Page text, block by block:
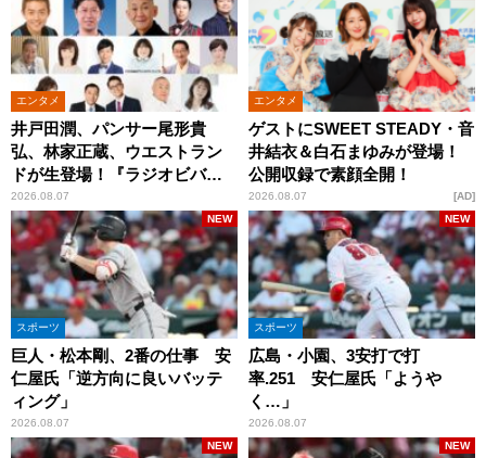
エンタメ
井戸田潤、パンサー尾形貴
弘、林家正蔵、ウエストラン
ドが生登場！『ラジオビバリ
ー昼ズ』
2026.08.07
エンタメ
ゲストにSWEET STEADY・音
井結衣＆白石まゆみが登場！
公開収録で素顔全開！
2026.08.07 AD
スポーツ
巨人・松本剛、2番の仕事 安
仁屋氏「逆方向に良いバッテ
ィング」
2026.08.07
NEW
スポーツ
広島・小園、3安打で打
率.251 安仁屋氏「ようや
く…」
2026.08.07
NEW
NEW NEW